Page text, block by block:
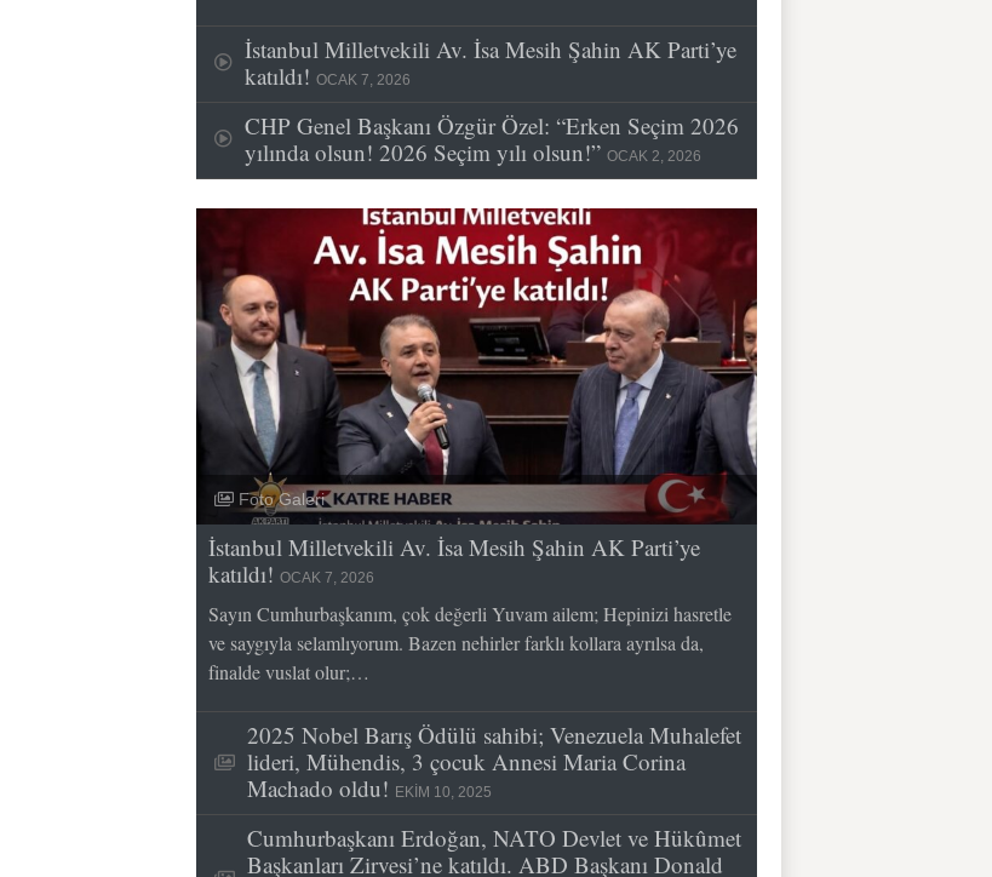
İstanbul Milletvekili Av. İsa Mesih Şahin AK Parti’ye
katıldı! OCAK 7, 2026
CHP Genel Başkanı Özgür Özel: “Erken Seçim 2026
yılında olsun! 2026 Seçim yılı olsun!” OCAK 2, 2026
Foto Galeri
İstanbul Milletvekili Av. İsa Mesih Şahin AK Parti’ye
katıldı! OCAK 7, 2026
Sayın Cumhurbaşkanım, çok değerli Yuvam ailem; Hepinizi hasretle
ve saygıyla selamlıyorum. Bazen nehirler farklı kollara ayrılsa da,
finalde vuslat olur;…
2025 Nobel Barış Ödülü sahibi; Venezuela Muhalefet
lideri, Mühendis, 3 çocuk Annesi Maria Corina
Machado oldu! EKIM 10, 2025
Cumhurbaşkanı Erdoğan, NATO Devlet ve Hükûmet
Başkanları Zirvesi’ne katıldı. ABD Başkanı Donald